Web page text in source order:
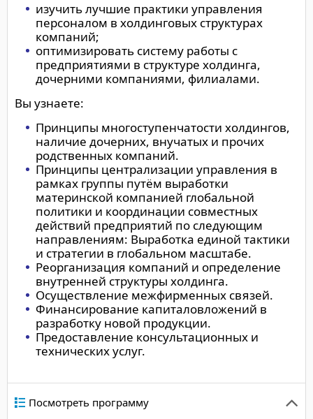
изучить лучшие практики управления
персоналом в холдинговых структурах
компаний;
оптимизировать систему работы с
предприятиями в структуре холдинга,
дочерними компаниями, филиалами.
Вы узнаете:
Принципы многоступенчатости холдингов,
наличие дочерних, внучатых и прочих
родственных компаний.
Принципы централизации управления в
рамках группы путём выработки
материнской компанией глобальной
политики и координации совместных
действий предприятий по следующим
направлениям: Выработка единой тактики
и стратегии в глобальном масштабе.
Реорганизация компаний и определение
внутренней структуры холдинга.
Осуществление межфирменных связей.
Финансирование капиталовложений в
разработку новой продукции.
Предоставление консультационных и
технических услуг.
Посмотреть программу